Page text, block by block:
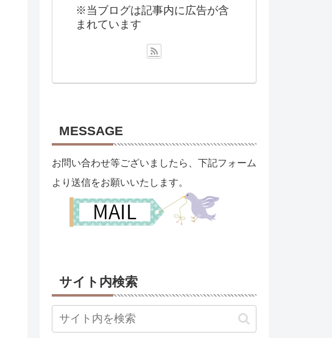
※当ブログは記事内に広告が含
まれています
MESSAGE
お問い合わせ等ございましたら、下記フォーム
より送信をお願いいたします。
サイト内検索